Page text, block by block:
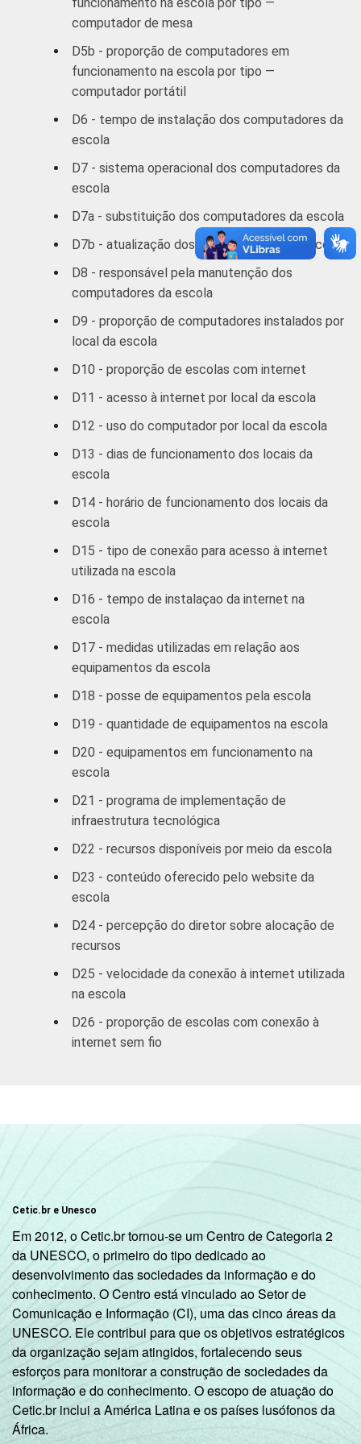
computador de mesa
D5b - proporção de computadores em
funcionamento na escola por tipo —
computador portátil
D6 - tempo de instalação dos computadores da
escola
D7 - sistema operacional dos computadores da
escola
D7a - substituição dos computadores da escola
D7b - atualização dos computadores da escola
D8 - responsável pela manutenção dos
computadores da escola
D9 - proporção de computadores instalados por
local da escola
D10 - proporção de escolas com internet
D11 - acesso à internet por local da escola
D12 - uso do computador por local da escola
D13 - dias de funcionamento dos locais da
escola
D14 - horário de funcionamento dos locais da
escola
D15 - tipo de conexão para acesso à internet
utilizada na escola
D16 - tempo de instalaçao da internet na
escola
D17 - medidas utilizadas em relação aos
equipamentos da escola
D18 - posse de equipamentos pela escola
D19 - quantidade de equipamentos na escola
D20 - equipamentos em funcionamento na
escola
D21 - programa de implementação de
infraestrutura tecnológica
D22 - recursos disponíveis por meio da escola
D23 - conteúdo oferecido pelo website da
escola
D24 - percepção do diretor sobre alocação de
recursos
D25 - velocidade da conexão à internet utilizada
na escola
D26 - proporção de escolas com conexão à
internet sem fio
Cetic.br e Unesco
Em 2012, o Cetic.br tornou-se um Centro de Categoria 2
da UNESCO, o primeiro do tipo dedicado ao
desenvolvimento das sociedades da informação e do
conhecimento. O Centro está vinculado ao Setor de
Comunicação e Informação (CI), uma das cinco áreas da
UNESCO. Ele contribui para que os objetivos estratégicos
da organização sejam atingidos, fortalecendo seus
esforços para monitorar a construção de sociedades da
informação e do conhecimento. O escopo de atuação do
Cetic.br inclui a América Latina e os países lusófonos da
África.